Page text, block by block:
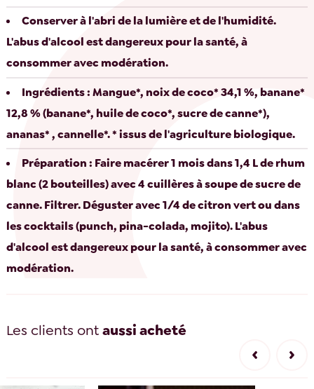
Conserver à l'abri de la lumière et de l'humidité.
L'abus d'alcool est dangereux pour la santé, à
consommer avec modération.
Ingrédients : Mangue*, noix de coco* 34,1 %, banane*
12,8 % (banane*, huile de coco*, sucre de canne*),
ananas* , cannelle*. * issus de l'agriculture biologique.
Préparation : Faire macérer 1 mois dans 1,4 L de rhum
blanc (2 bouteilles) avec 4 cuillères à soupe de sucre de
canne. Filtrer. Déguster avec 1/4 de citron vert ou dans
les cocktails (punch, pina-colada, mojito). L'abus
d'alcool est dangereux pour la santé, à consommer avec
modération.
Les clients ontaussi acheté